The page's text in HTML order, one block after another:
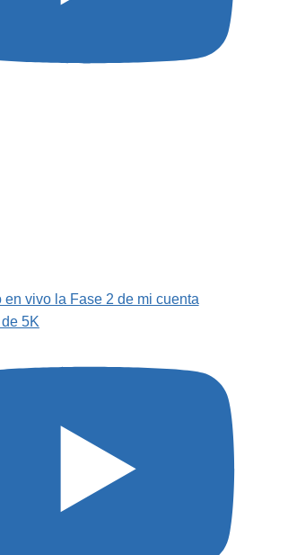
en vivo la Fase 2 de mi cuenta
5K